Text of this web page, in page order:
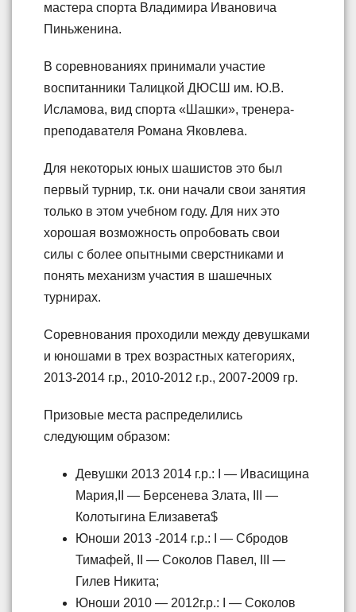
мастера спорта Владимира Ивановича
Пиньженина.
В соревнованиях принимали участие
воспитанники Талицкой ДЮСШ им. Ю.В.
Исламова, вид спорта «Шашки», тренера-
преподавателя Романа Яковлева.
Для некоторых юных шашистов это был
первый турнир, т.к. они начали свои занятия
только в этом учебном году. Для них это
хорошая возможность опробовать свои
силы с более опытными сверстниками и
понять механизм участия в шашечных
турнирах.
Соревнования проходили между девушками
и юношами в трех возрастных категориях,
2013-2014 г.р., 2010-2012 г.р., 2007-2009 гр.
Призовые места распределились
следующим образом:
Девушки 2013 2014 г.р.: I — Ивасищина
Мария,II — Берсенева Злата, III —
Колотыгина Елизавета$
Юноши 2013 -2014 г.р.: I — Сбродов
Тимафей, II — Соколов Павел, III —
Гилев Никита;
Юноши 2010 — 2012г.р.: I — Соколов